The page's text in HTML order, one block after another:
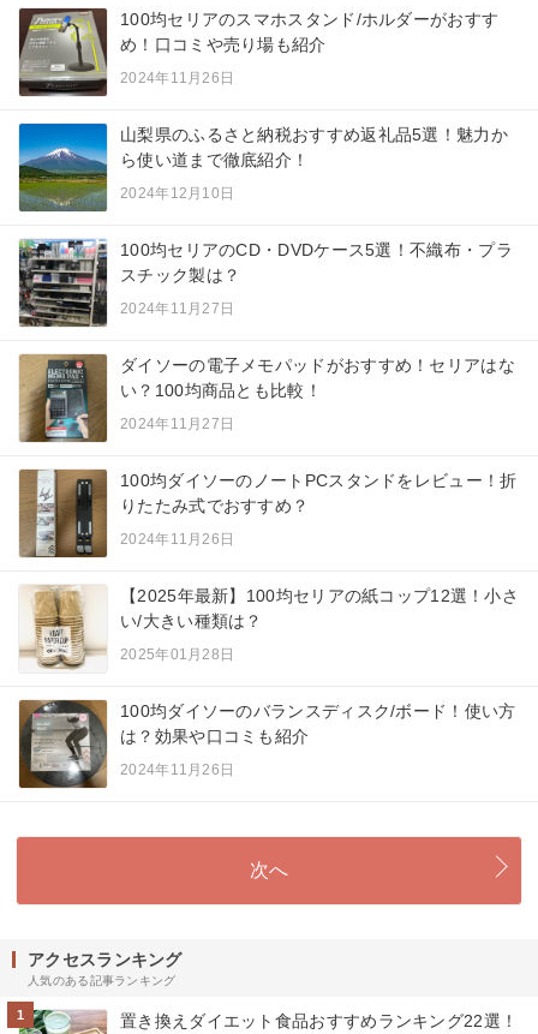
100均セリアのスマホスタンド/ホルダーがおすす
め！口コミや売り場も紹介
2024年11月26日
山梨県のふるさと納税おすすめ返礼品5選！魅力か
ら使い道まで徹底紹介！
2024年12月10日
100均セリアのCD・DVDケース5選！不織布・プラ
スチック製は？
2024年11月27日
ダイソーの電子メモパッドがおすすめ！セリアはな
い？100均商品とも比較！
2024年11月27日
100均ダイソーのノートPCスタンドをレビュー！折
りたたみ式でおすすめ？
2024年11月26日
【2025年最新】100均セリアの紙コップ12選！小さ
い/大きい種類は？
2025年01月28日
100均ダイソーのバランスディスク/ボード！使い方
は？効果や口コミも紹介
2024年11月26日
次へ
アクセスランキング
人気のある記事ランキング
1 置き換えダイエット食品おすすめランキング22選！